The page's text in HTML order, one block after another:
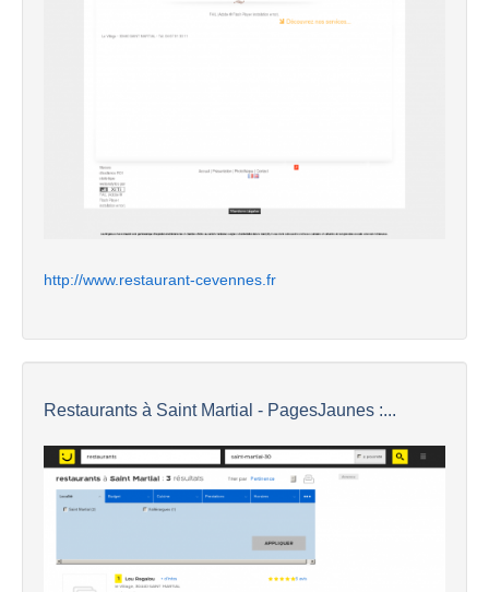
http://www.restaurant-cevennes.fr
Restaurants à Saint Martial - PagesJaunes :...